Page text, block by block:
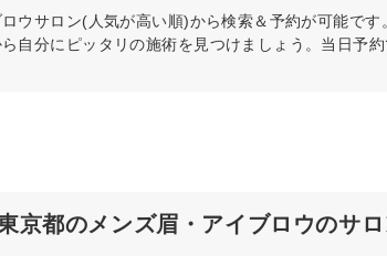
ウサロン(人気が高い順)から検索＆予約が可能で
自分にピッタリの施術を見つけましょう。当日予約
京都のメンズ眉・アイブロウのサ